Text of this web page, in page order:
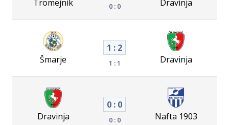
Tromejnik 0 : 0 Dravinja
Šmarje
1 : 2
1 : 1 Dravinja
Dravinja
0 : 0
0 : 0 Nafta 1903